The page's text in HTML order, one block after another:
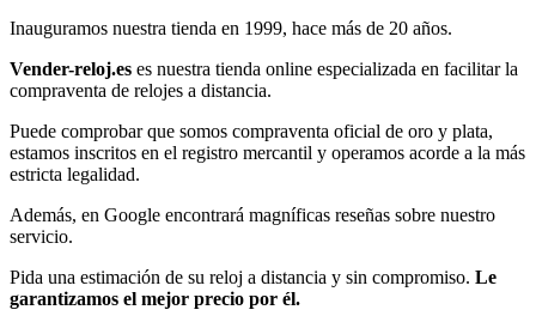
Inauguramos nuestra tienda en 1999, hace más de 20 años.
Vender-reloj.es es nuestra tienda online especializada en facilitar la
compraventa de relojes a distancia.
Puede comprobar que somos compraventa oficial de oro y plata,
estamos inscritos en el registro mercantil y operamos acorde a la más
estricta legalidad.
Además, en Google encontrará magníficas reseñas sobre nuestro
servicio.
Pida una estimación de su reloj a distancia y sin compromiso. Le
garantizamos el mejor precio por él.